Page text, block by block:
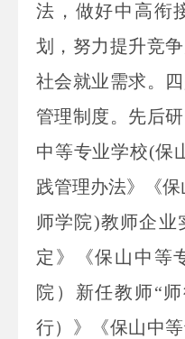
法，做好中高衔
划，努力提升竞
社会就业需求。
管理制度。先后
中等专业学校(保
践管理办法》《
师学院)教师企业
定》《保山中等
院）新任教师“
行）》《保山中